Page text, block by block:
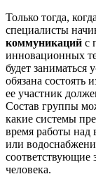
Только тогда,
специалисты
коммуникаций с
инновационных
будет заниматься
обязана
ее участник
Состав группы
какие системы
время работы над
или
соответствующие
человека.